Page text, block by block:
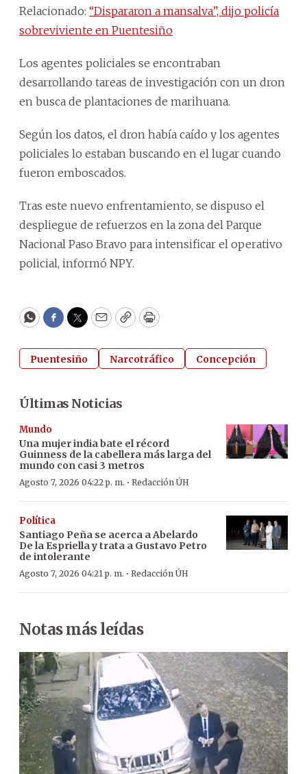
Relacionado: “Dispararon a mansalva”, dijo policía
sobreviviente en Puentesiño
Los agentes policiales se encontraban
desarrollando tareas de investigación con un dron
en busca de plantaciones de marihuana.
Según los datos, el dron había caído y los agentes
policiales lo estaban buscando en el lugar cuando
fueron emboscados.
Tras este nuevo enfrentamiento, se dispuso el
despliegue de refuerzos en la zona del Parque
Nacional Paso Bravo para intensificar el operativo
policial, informó NPY.
WhatsApp
Facebook
Twitter
EmailCopyPrint
Puentesiño Narcotráfico Concepción
Últimas Noticias
Mundo
Una mujer india bate el récord
Guinness de la cabellera más larga del
mundo con casi 3 metros
Agosto 7, 2026 04:22 p. m. · Redacción ÚH
Política
Santiago Peña se acerca a Abelardo
De la Espriella y trata a Gustavo Petro
de intolerante
Agosto 7, 2026 04:21 p. m. · Redacción ÚH
Notas más leídas